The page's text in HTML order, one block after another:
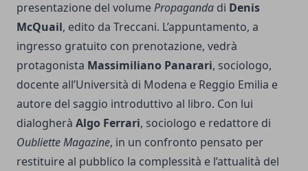
presentazione del volumePropaganda di Denis
McQuail, edito da Treccani. L’appuntamento, a
ingresso gratuito con prenotazione, vedrà
protagonista Massimiliano Panarari, sociologo,
docente all’Università di Modena e Reggio Emilia e
autore del saggio introduttivo al libro. Con lui
dialogherà Algo Ferrari, sociologo e redattore di
Oubliette Magazine, in un confronto pensato per
restituire al pubblico la complessità e l’attualità del